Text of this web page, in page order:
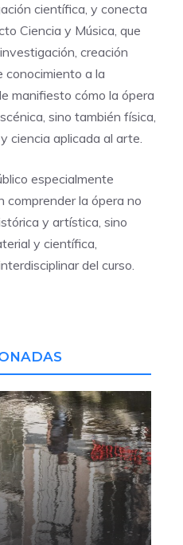
científica, y conecta
Ciencia y Música, que
creación
a la
manifiesto cómo la ópera
sino también física,
ciencia aplicada al arte.
especialmente
comprender la ópera no
y artística, sino
y científica,
del curso.